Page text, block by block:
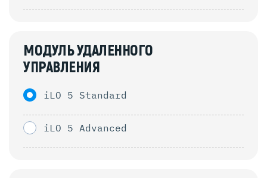
МОДУЛЬ УДАЛЕННОГО
УПРАВЛЕНИЯ
iLO 5 Standard
iLO 5 Advanced